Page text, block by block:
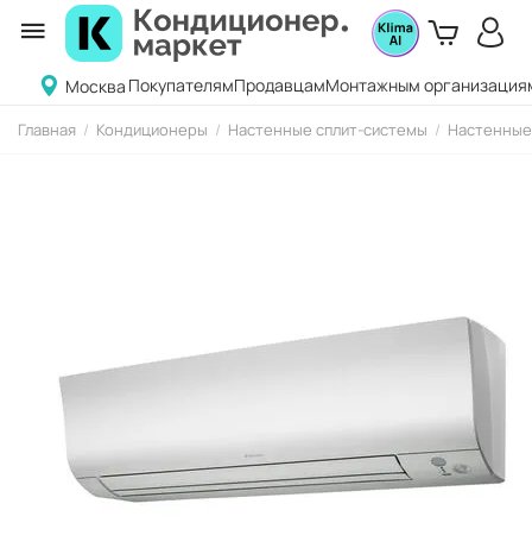
Москва ПокупателямПродавцамМонтажным
Главная / Кондиционеры / Настенные сплит-системы /